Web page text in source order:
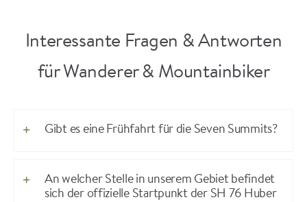
Interessante Fragen & Antworten
für Wanderer & Mountainbiker
Gibt es eine Frühfahrt für die Seven Summits?
An welcher Stelle in unserem Gebiet befindet
sich der offizielle Startpunkt der SH 76 Huber